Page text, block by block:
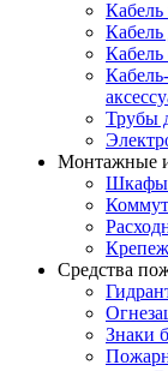
Трубы
Монтажные
Шкафы
Средства
Знаки